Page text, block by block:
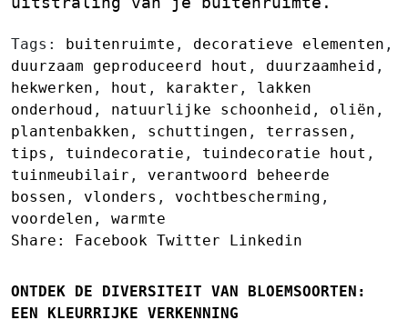
Tags: buitenruimte , decoratieve elementen ,
duurzaam geproduceerd hout , duurzaamheid ,
hekwerken , hout , karakter , lakken
onderhoud , natuurlijke schoonheid , oliën ,
plantenbakken , schuttingen , terrassen ,
tips , tuindecoratie , tuindecoratie hout ,
tuinmeubilair , verantwoord beheerde
bossen , vlonders , vochtbescherming ,
voordelen , warmte
Share:
Facebook Twitter Linkedin
ONTDEK DE DIVERSITEIT VAN BLOEMSOORTEN:
EEN KLEURRIJKE VERKENNING